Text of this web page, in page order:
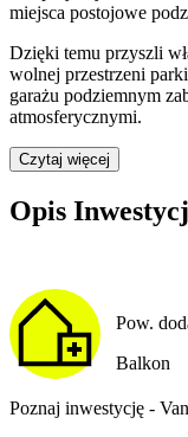
miejsca postojowe
Dzięki temu przyszli
wolnej przestrzeni
garażu podziemnym
atmosferycznymi.
Czytaj więcej
Opis
Pow.
Balkon
Poznaj inwestycję -